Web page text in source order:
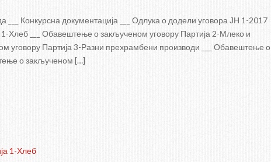
Конкурсна документација ___ Одлука о додели уговора ЈН 1-2017
Хлеб ___ Обавештење о закљученом уговору Партија 2-Млеко и
уговору Партија 3-Разни прехрамбени производи ___ Обавештење о
о закљученом […]
1-Хлеб